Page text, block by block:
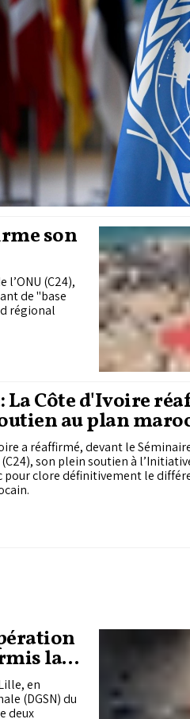
son
(C24),
de "base
régional
La Côte d'Ivoire
au plan
a réaffirmé, devant le
(C24), son plein soutien à
pour clore définitivement le
la
en
(DGSN) du
deux